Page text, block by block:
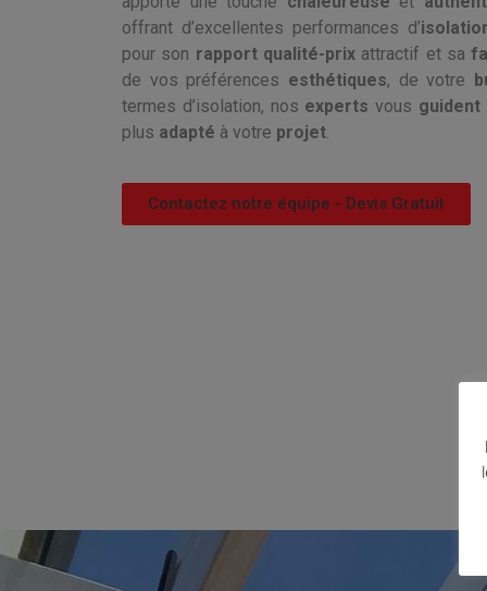
offrant d’excellentes performances d’
pour son rapport qualité-prixattractif et sa
de vos préférences esthétiques, de votre
termes d’isolation, nos experts vous guident
plus adapté à votre projet.
Contactez notre équipe - Devis Gratuit